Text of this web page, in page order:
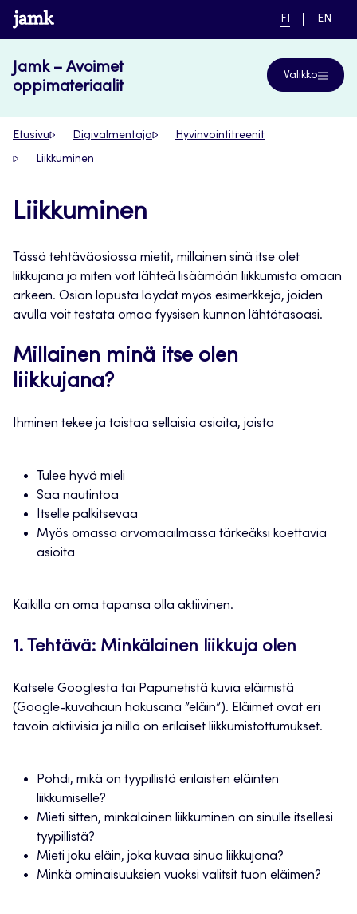
Siirry
suoraan
www.jamk.fi
NYKYINEN
FI
VAIHDA
EN
Jamk – Avoimet
oppimateriaalit
Valikko
Etusivu Digivalmentaja Hyvinvointitreenit
Liikkuminen
Liikkuminen
Tässä tehtäväosiossa mietit, millainen sinä itse olet
liikkujana ja miten voit lähteä lisäämään liikkumista omaan
arkeen. Osion lopusta löydät myös esimerkkejä, joiden
avulla voit testata omaa fyysisen kunnon lähtötasoasi.
Millainen minä itse olen
liikkujana?
Ihminen tekee ja toistaa sellaisia asioita, joista
Tulee hyvä mieli
Saa nautintoa
Itselle palkitsevaa
Myös omassa arvomaailmassa tärkeäksi koettavia
asioita
Kaikilla on oma tapansa olla aktiivinen.
1. Tehtävä: Minkälainen liikkuja olen
Katsele Googlesta tai Papunetistä kuvia eläimistä
(Google-kuvahaun hakusana ”eläin”). Eläimet ovat eri
tavoin aktiivisia ja niillä on erilaiset liikkumistottumukset.
Pohdi, mikä on tyypillistä erilaisten eläinten
liikkumiselle?
Mieti sitten, minkälainen liikkuminen on sinulle itsellesi
tyypillistä?
Mieti joku eläin, joka kuvaa sinua liikkujana?
Minkä ominaisuuksien vuoksi valitsit tuon eläimen?